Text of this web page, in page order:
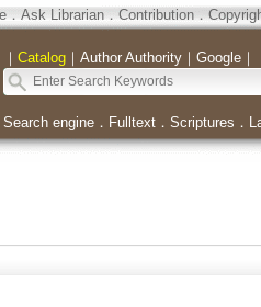
．Ask Librarian．Contribution．
｜ Catalog｜ Author Authority｜ Google｜
Search engine． Fulltext． Scriptures ．